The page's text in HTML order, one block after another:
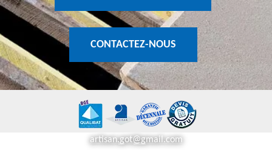
CONTACTEZ-NOUS
artisan.got@gmail.com